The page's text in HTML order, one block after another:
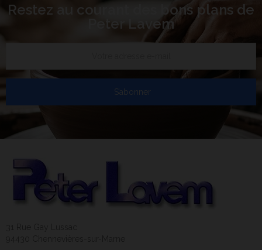
Restez au courant des bons plans de
Peter Lavem
S’abonner